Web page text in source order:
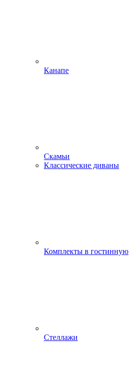
Канапе
Скамьи
Классические диваны
Комплекты в гостинную
Стеллажи